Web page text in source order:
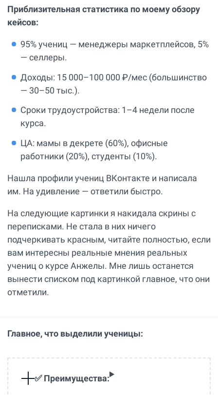
Приблизительная статистика по моему обзору
кейсов:
95% учениц — менеджеры маркетплейсов, 5%
— селлеры.
Доходы: 15 000–100 000 ₽/мес (большинство
— 30–50 тыс.).
Сроки трудоустройства: 1–4 недели после
курса.
ЦА: мамы в декрете (60%), офисные
работники (20%), студенты (10%).
Нашла профили учениц ВКонтакте и написала
им. На удивление — ответили быстро.
На следующие картинки я накидала скрины с
переписками. Не стала в них ничего
подчеркивать красным, читайте полностью, если
вам интересны реальные мнения реальных
учениц о курсе Анжелы. Мне лишь останется
вынести списком под картинкой главное, что они
отметили.
Главное, что выделили ученицы:
✅ Преимущества: